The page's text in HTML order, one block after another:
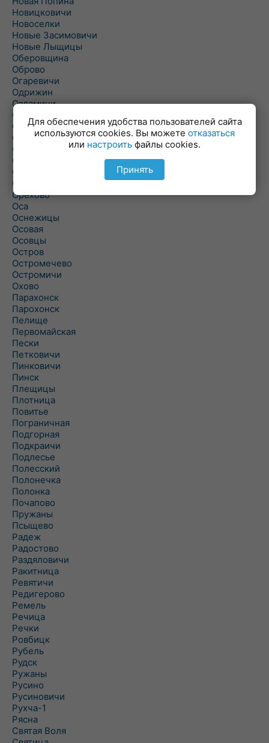
Новицковичи
Новоселки
Новые Засимовичи
Новые Лыщицы
Оберовщина
Оброво
Огаревичи
Одрижин
Оздамичи
Озяты
Олтуш
Ольманы
Ольпень
Ольшаны
Омельная
Ополь
Орехово
Оса
Оснежицы
Осовая
Осовцы
Остров
Остромечево
Остромичи
Охово
Парахонск
Парохонск
Пелище
Первомайская
Пески
Петковичи
Пинковичи
Пинск
Плещицы
Плотница
Повитье
Пограничная
Подгорная
Подкраичи
Подлесье
Полесский
Полонечка
Полонка
Почапово
Пружаны
Псыщево
Радеж
Радостово
Раздяловичи
Ракитница
Ревятичи
Редигерово
Ремель
Речица
Речки
Ровбицк
Рубель
Рудск
Ружаны
Русино
Русиновичи
Рухча-1
Рясна
Святая Воля
Для обеспечения удобства пользователей сайта
используются cookies. Вы можете отказаться
или настроить файлы cookies.
Принять